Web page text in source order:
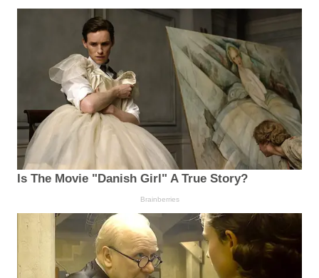
Is The Movie "Danish Girl" A True Story?
Brainberries